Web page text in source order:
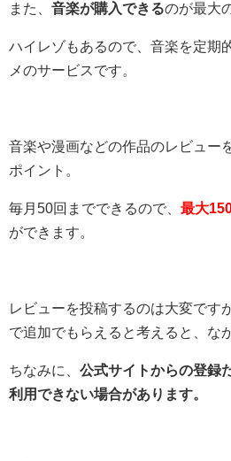
また、 音楽が購入できるのが最大
ハイレゾもあるので、音楽を定期
メのサービスです。
音楽や漫画などの作品のレビュー
ポイント。
毎月50回までできるので、 最大
ができます。
レビューを投稿するのは大変です
で追加でもらえると考えると、な
ちなみに、 公式サイトからの登録
利用できない場合があります。